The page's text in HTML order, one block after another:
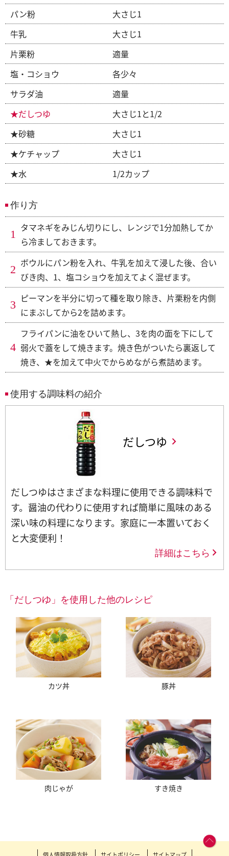
パン粉
大さじ1
牛乳
大さじ1
片栗粉
適量
塩・コショウ
各少々
サラダ油
適量
★だしつゆ
大さじ1と1/2
★砂糖
大さじ1
★ケチャップ
大さじ1
★水
1/2カップ
作り方
タマネギをみじん切りにし、レンジで1分加熱してか
ら冷ましておきます。
ボウルにパン粉を入れ、牛乳を加えて浸した後、合い
びき肉、1、塩コショウを加えてよく混ぜます。
ピーマンを半分に切って種を取り除き、片栗粉を内側
にまぶしてから2を詰めます。
フライパンに油をひいて熱し、3を肉の面を下にして
弱火で蓋をして焼きます。焼き色がついたら裏返して
焼き、★を加えて中火でからめながら煮詰めます。
使用する調味料の紹介
だしつゆ
だしつゆはさまざまな料理に使用できる調味料で
す。醤油の代わりに使用すれば簡単に風味のある
深い味の料理になります。家庭に一本置いておく
と大変便利！
詳細はこちら
「だしつゆ」を使用した他のレシピ
カツ丼 豚丼
肉じゃが すき焼き